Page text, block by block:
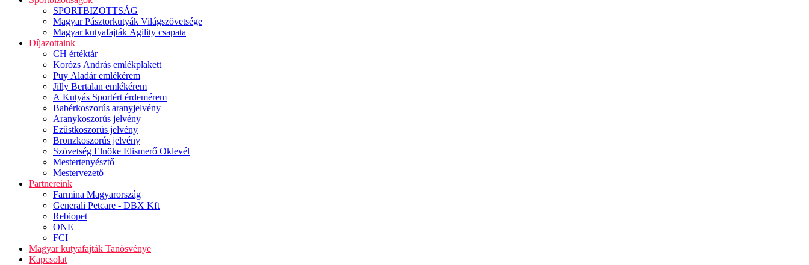
SPORTBIZOTTSÁG
Magyar Pásztorkutyák Világszövetsége
Magyar kutyafajták Agility csapata
Díjazottaink
CH értéktár
Korózs András emlékplakett
Puy Aladár emlékérem
Jilly Bertalan emlékérem
A Kutyás Sportért érdemérem
Babérkoszorús aranyjelvény
Aranykoszorús jelvény
Ezüstkoszorús jelvény
Bronzkoszorús jelvény
Szövetség Elnöke Elismerő Oklevél
Mestertenyésztő
Mestervezető
Partnereink
Farmina Magyarország
Generali Petcare - DBX Kft
Rebiopet
ONE
FCI
Magyar kutyafajták Tanösvénye
Kapcsolat